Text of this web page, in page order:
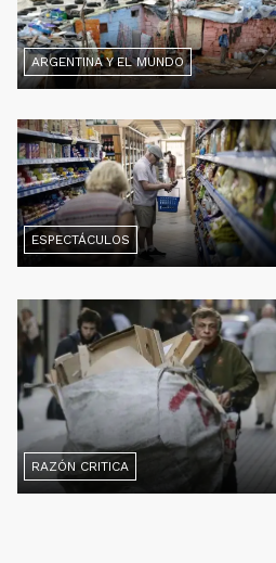
ARGENTINA Y EL MUNDO
ESPECTÁCULOS
RAZÓN CRITICA